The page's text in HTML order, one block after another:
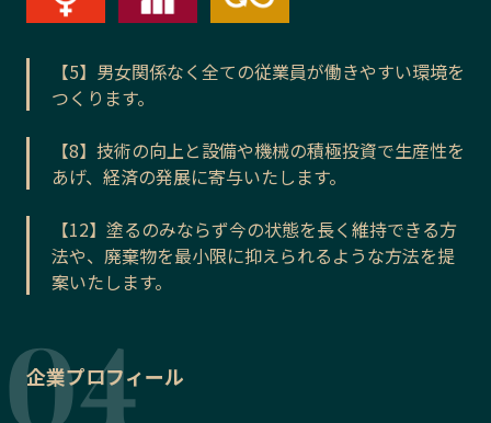
【5】男女関係なく全ての従業員が働きやすい環境を
つくります。
【8】技術の向上と設備や機械の積極投資で生産性を
あげ、経済の発展に寄与いたします。
【12】塗るのみならず今の状態を長く維持できる方
法や、廃棄物を最小限に抑えられるような方法を提
案いたします。
企業プロフィール